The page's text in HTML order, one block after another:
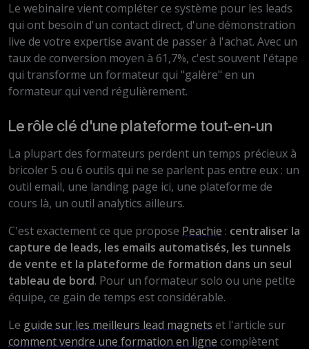
Le webinaire vient compléter ce système pour les leads
qui ont besoin d'un contact direct, d'une démonstration
live de votre expertise avant de passer à l'achat. Avec un
taux de conversion moyen à 61,7%, c'est souvent l'étape
qui transforme un formateur qui "galère" en un
formateur qui vend régulièrement.
Le rôle clé d'une plateforme tout-en-un
La plupart des formateurs perdent un temps précieux à
bricoler 5 ou 6 outils qui ne se parlent pas entre eux : un
outil email, une landing page ici, une plateforme de
cours là, un outil analytics ailleurs.
C'est exactement ce que propose Peachie : centraliser la
capture de leads, les emails automatisés, les tunnels
de vente et la plateforme de formation dans un seul
tableau de bord. Pour un formateur solo ou une petite
équipe, ce gain de temps est considérable.
Le guide sur les meilleurs lead magnets et l'article sur
comment vendre une formation en ligne complètent